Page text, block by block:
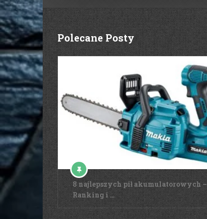
Polecane Posty
8 najlepszych pił akumulatorowych –
Ranking i …